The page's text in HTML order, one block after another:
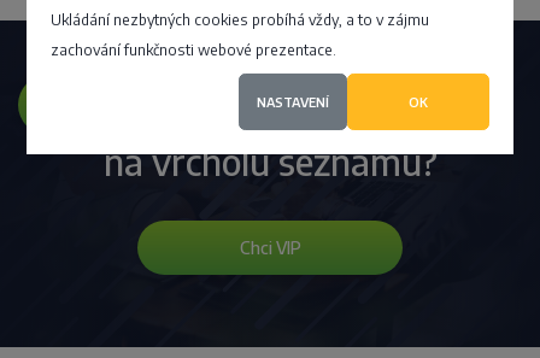
Ukládání nezbytných cookies probíhá vždy, a to v zájmu
zachování funkčnosti webové prezentace.
NASTAVENÍ OK
Přejete si mít firmu
na vrcholu seznamu?
Chci VIP